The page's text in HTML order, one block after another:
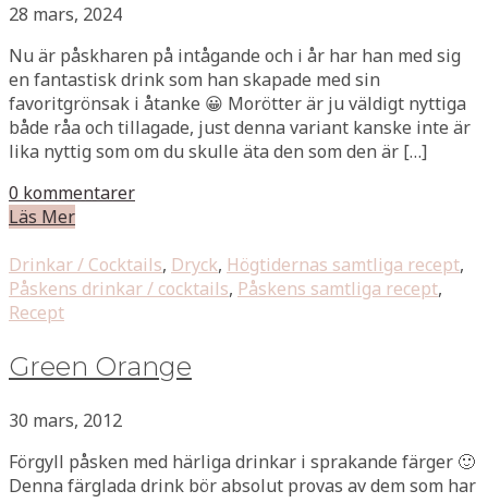
28 mars, 2024
Nu är påskharen på intågande och i år har han med sig
en fantastisk drink som han skapade med sin
favoritgrönsak i åtanke 😀 Morötter är ju väldigt nyttiga
både råa och tillagade, just denna variant kanske inte är
lika nyttig som om du skulle äta den som den är […]
0 kommentarer
Läs Mer
Drinkar / Cocktails, Dryck, Högtidernas samtliga recept,
Påskens drinkar / cocktails, Påskens samtliga recept,
Recept
Green Orange
30 mars, 2012
Förgyll påsken med härliga drinkar i sprakande färger 🙂
Denna färglada drink bör absolut provas av dem som har